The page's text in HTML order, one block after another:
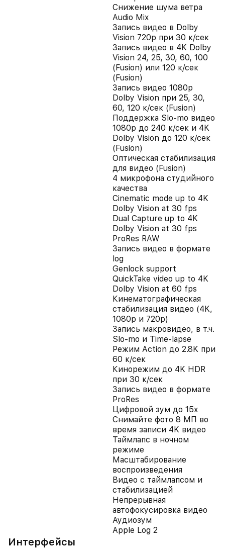
Снижение шума ветра
Audio Mix
Запись видео в Dolby
Vision 720p при 30 к/сек
Запись видео в 4K Dolby
Vision 24, 25, 30, 60, 100
(Fusion) или 120 к/сек
(Fusion)
Запись видео 1080p
Dolby Vision при 25, 30,
60, 120 к/сек (Fusion)
Поддержка Slo-mo видео
1080p до 240 к/сек и 4K
Dolby Vision до 120 к/сек
(Fusion)
Оптическая стабилизация
для видео (Fusion)
4 микрофона студийного
качества
Cinematic mode up to 4K
Dolby Vision at 30 fps
Dual Capture up to 4K
Dolby Vision at 30 fps
ProRes RAW
Запись видео в формате
log
Genlock support
QuickTake video up to 4K
Dolby Vision at 60 fps
Кинематографическая
стабилизация видео (4K,
1080p и 720p)
Запись макровидео, в т.ч.
Slo-mo и Time-lapse
Режим Action до 2.8K при
60 к/сек
Кинорежим до 4K HDR
при 30 к/сек
Запись видео в формате
ProRes
Цифровой зум до 15x
Снимайте фото 8 МП во
время записи 4K видео
Таймлапс в ночном
режиме
Масштабирование
воспроизведения
Видео с таймлапсом и
стабилизацией
Непрерывная
автофокусировка видео
Аудиозум
Apple Log 2
Интерфейсы